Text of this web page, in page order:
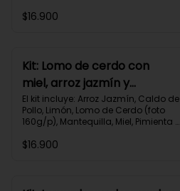
Impresa.
$16.900
Kit: Lomo de cerdo con
miel, arroz jazmín y
verduras al limón-76
El kit incluye: Arroz Jazmín, Caldo de
Pollo, Limón, Lomo de Cerdo (foto
160g/p), Mantequilla, Miel, Pimienta
Receta Impresa.
$16.900